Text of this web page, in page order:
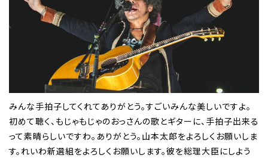
みんな手拍子してくれてありがとう。すごいみんな美しいですよ。
初めて聴く、もじゃもじゃのおっさんの歌とギターに、手拍子出来る
って素晴らしいですわ。ありがとう。山本太郎をよろしくお願いしま
す。れいわ新選組をよろしくお願いします。彼を総理大臣にしよう